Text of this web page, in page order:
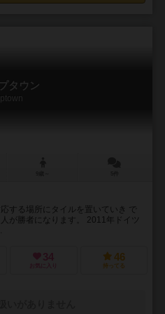
タウン
する場所にタイルを置いていき で
が勝者になります。 2011年ドイツ
34
お気に入り
46
持ってる